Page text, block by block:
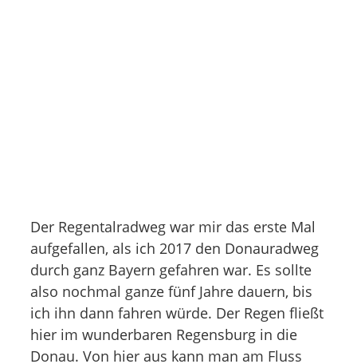
Der Regentalradweg war mir das erste Mal
aufgefallen, als ich 2017 den Donauradweg
durch ganz Bayern gefahren war. Es sollte
also nochmal ganze fünf Jahre dauern, bis
ich ihn dann fahren würde. Der Regen fließt
hier im wunderbaren Regensburg in die
Donau. Von hier aus kann man am Fluss